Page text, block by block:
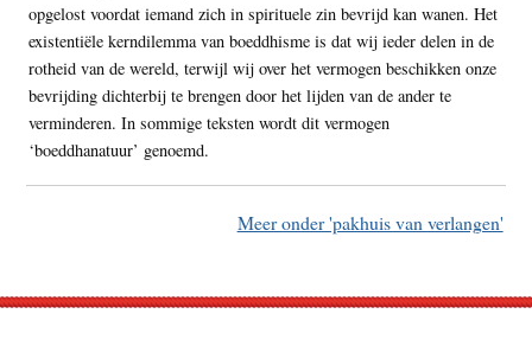
opgelost voordat iemand zich in spirituele zin bevrijd kan wanen. Het
existentiële kerndilemma van boeddhisme is dat wij ieder delen in de
rotheid van de wereld, terwijl wij over het vermogen beschikken onze
bevrijding dichterbij te brengen door het lijden van de ander te
verminderen. In sommige teksten wordt dit vermogen
‘boeddhanatuur’ genoemd.
Meer onder 'pakhuis van verlangen'